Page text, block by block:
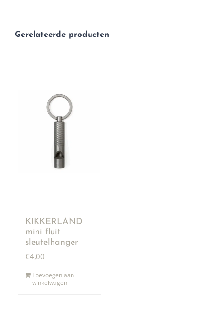
Gerelateerde producten
KIKKERLAND
mini fluit
sleutelhanger
€4,00
Toevoegen aan
winkelwagen